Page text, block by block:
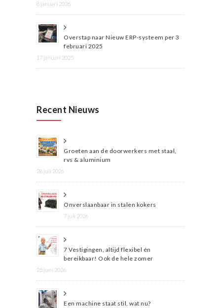
8 januari 2026
Overstap naar Nieuw ERP-systeem per 3
februari 2025
17 januari 2025
Recent Nieuws
Groeten aan de doorwerkers met staal,
rvs & aluminium
28 juli 2026
Onverslaanbaar in stalen kokers
7 juli 2026
7 Vestigingen, altijd flexibel én
bereikbaar! Ook de hele zomer
25 juni 2026
Een machine staat stil, wat nu?